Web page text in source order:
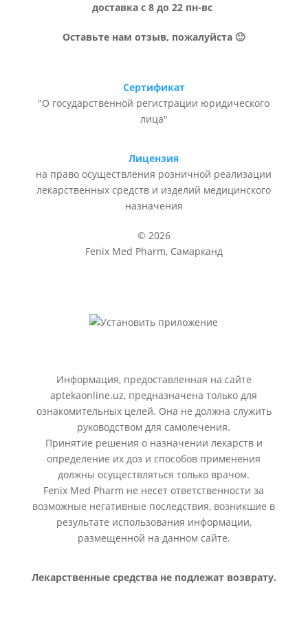
доставка с 8 до 22 пн-вс
Оставьте нам отзыв, пожалуйста 🙂
Сертификат
"О государственной регистрации юридического
лица"
Лицензия
на право осуществления розничной реализации
лекарственных средств и изделий медицинского
назначения
© 2026
Fenix Med Pharm, Самарканд
Информация, предоставленная на сайте
aptekaonline.uz, предназначена только для
ознакомительных целей. Она не должна служить
руководством для самолечения.
Принятие решения о назначении лекарств и
определение их доз и способов применения
должны осуществляться только врачом.
Fenix Med Pharm не несет ответственности за
возможные негативные последствия, возникшие в
результате использования информации,
размещенной на данном сайте.
Лекарственные средства не подлежат возврату.